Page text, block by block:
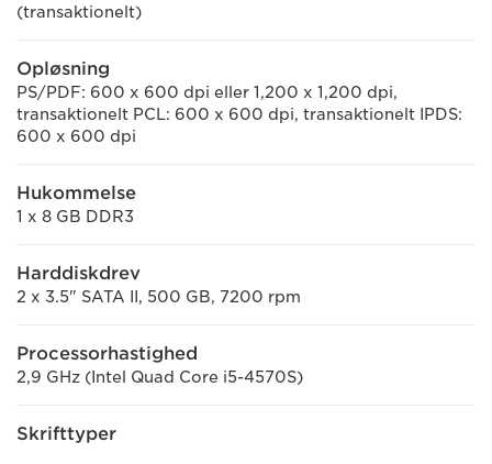
(transaktionelt)
Opløsning
PS/PDF: 600 x 600 dpi eller 1,200 x 1,200 dpi,
transaktionelt PCL: 600 x 600 dpi, transaktionelt IPDS:
600 x 600 dpi
Hukommelse
1 x 8 GB DDR3
Harddiskdrev
2 x 3.5" SATA II, 500 GB, 7200 rpm
Processorhastighed
2,9 GHz (Intel Quad Core i5-4570S)
Skrifttyper